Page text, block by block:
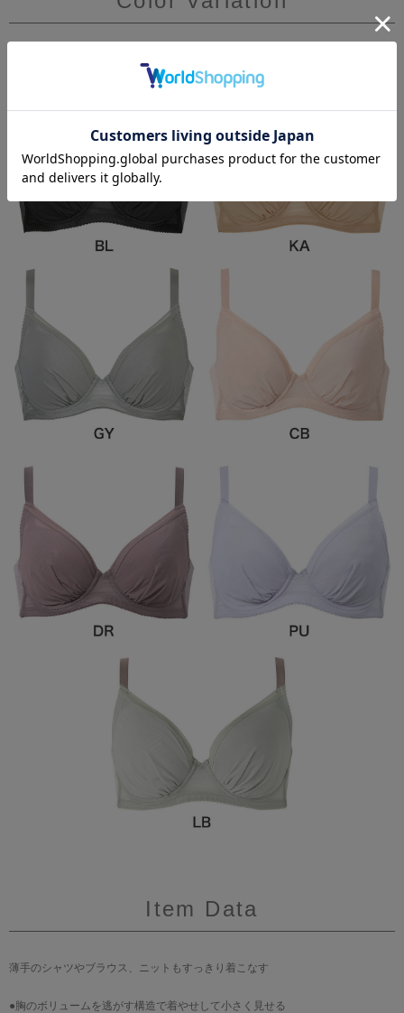
Item Data
薄手のシャツやブラウス、ニットもすっきり着こなす
●胸のボリュームを逃がす構造で着やせして小さく見せる